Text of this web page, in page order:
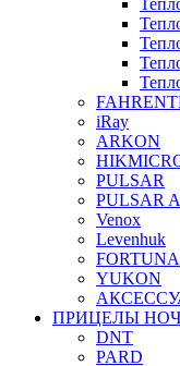
iRay
ARKON
PULSAR
PULSAR
Venox
Levenhuk
FORTUNA
YUKON
ПРИЦЕЛЫ
DNT
PARD